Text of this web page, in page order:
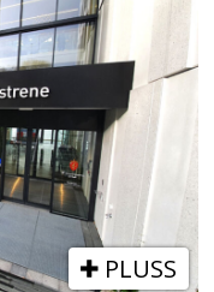
PLUSS